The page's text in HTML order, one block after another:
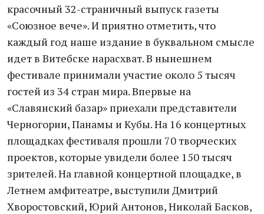
красочный 32-страничный выпуск газеты
«Союзное вече». И приятно отметить, что
каждый год наше издание в буквальном смысле
идет в Витебске нарасхват. В нынешнем
фестивале принимали участие около 5 тысяч
гостей из 34 стран мира. Впервые на
«Славянский базар» приехали представители
Черногории, Панамы и Кубы. На 16 концертных
площадках фестиваля прошли 70 творческих
проектов, которые увидели более 150 тысяч
зрителей. На главной концертной площадке, в
Летнем амфитеатре, выступили Дмитрий
Хворостовский, Юрий Антонов, Николай Басков,